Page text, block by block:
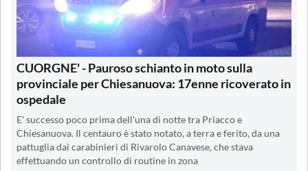
CUORGNE' - Pauroso schianto in moto sulla
provinciale per Chiesanuova: 17enne ricoverato in
ospedale
E' successo poco prima dell'una di notte tra Priacco e
Chiesanuova. Il centauro è stato notato, a terra e ferito, da una
pattuglia dai carabinieri di Rivarolo Canavese, che stava
effettuando un controllo di routine in zona